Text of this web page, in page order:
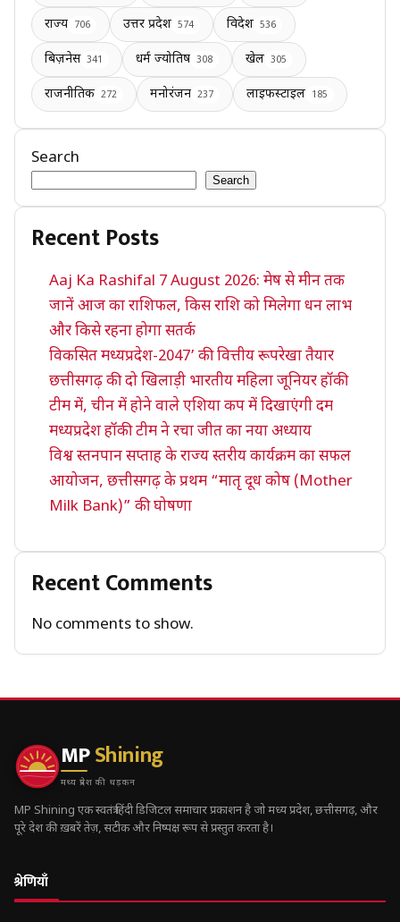
राज्य 706 उत्तर प्रदेश 574 विदेश 536
बिज़नेस 341 धर्म ज्योतिष 308 खेल 305
राजनीतिक 272 मनोरंजन 237 लाइफस्टाइल 185
Search
Search
Recent Posts
Aaj Ka Rashifal 7 August 2026: मेष से मीन तक
जानें आज का राशिफल, किस राशि को मिलेगा धन लाभ
और किसे रहना होगा सतर्क
विकसित मध्यप्रदेश-2047’ की वित्तीय रूपरेखा तैयार
छत्तीसगढ़ की दो खिलाड़ी भारतीय महिला जूनियर हॉकी
टीम में, चीन में होने वाले एशिया कप में दिखाएंगी दम
मध्यप्रदेश हॉकी टीम ने रचा जीत का नया अध्याय
विश्व स्तनपान सप्ताह के राज्य स्तरीय कार्यक्रम का सफल
आयोजन, छत्तीसगढ़ के प्रथम “मातृ दूध कोष (Mother
Milk Bank)” की घोषणा
Recent Comments
No comments to show.
MPShining
मध्य प्रदेश की धड़कन
MP Shining एक स्वतंत्र हिंदी डिजिटल समाचार प्रकाशन है जो मध्य प्रदेश, छत्तीसगढ़, और
पूरे देश की ख़बरें तेज़, सटीक और निष्पक्ष रूप से प्रस्तुत करता है।
श्रेणियाँ